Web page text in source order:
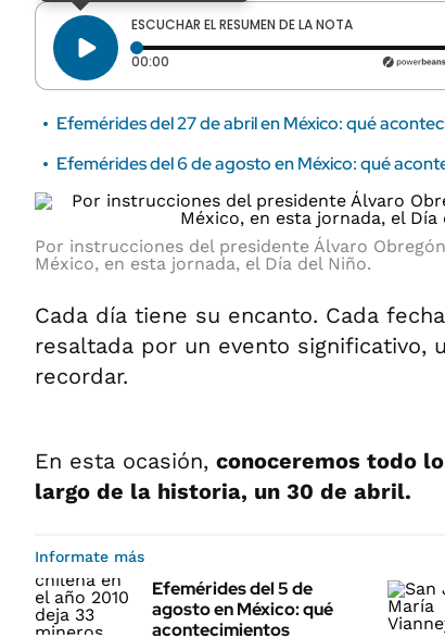
ESCUCHAR EL RESUMEN DE LA NOTA
00:00 Tiempo transcurrido: 0 segundos
Efemérides del 27 de abril en México: qué
Efemérides del 6 de agosto en México: qué
Por instrucciones del presidente Álvaro
México, en esta jornada, el Día del Niño.
Cada día tiene su encanto. Cada
resaltada por un evento significativo,
recordar.
En esta ocasión, conoceremos todo
largo de la historia, un 30 de abril.
Informate más
Efemérides del 5 de
agosto en México: qué
acontecimientos